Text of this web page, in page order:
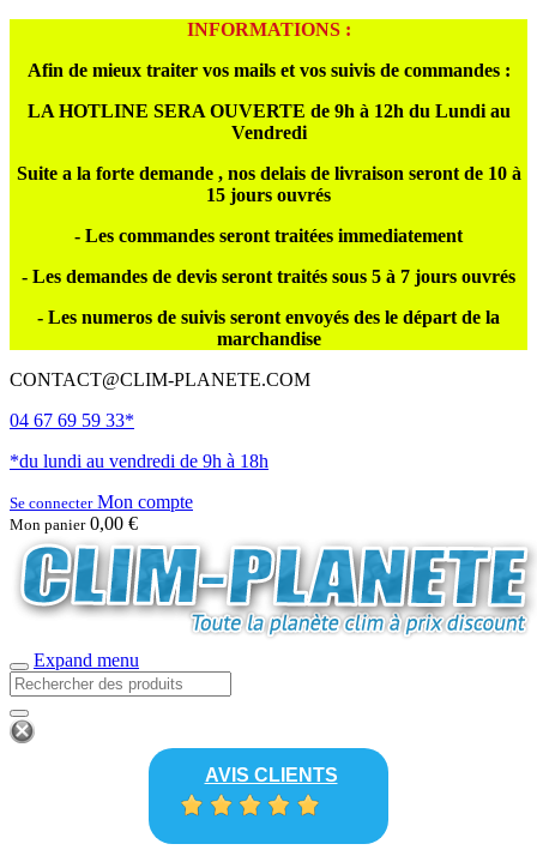
INFORMATIONS :
Afin de mieux traiter vos mails et vos suivis de commandes :
LA HOTLINE SERA OUVERTE de 9h à 12h du Lundi au
Vendredi
Suite a la forte demande , nos delais de livraison seront de 10 à
15 jours ouvrés
- Les commandes seront traitées immediatement
- Les demandes de devis seront traités sous 5 à 7 jours ouvrés
- Les numeros de suivis seront envoyés des le départ de la
marchandise
CONTACT@CLIM-PLANETE.COM
04 67 69 59 33*
*du lundi au vendredi de 9h à 18h
Se connecterMon compte
Mon panier 0,00 €
Expand menu
AVIS CLIENTS